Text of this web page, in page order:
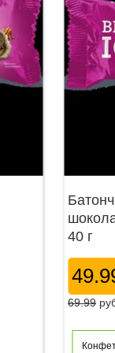
40 г
69.99